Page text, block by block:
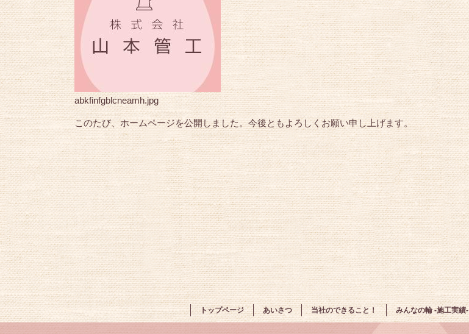
abkfinfgblcneamh.jpg
このたび、ホームページを公開しました。今後ともよろしくお願い申し上げます。
トップページ あいさつ 当社のできること！ みんなの輪 -施工実績-